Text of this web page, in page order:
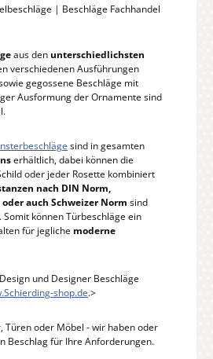
| Beschläge Fachhandel
aus den unterschiedlichsten
verschiedenen Ausführungen
gegossene Beschläge mit
Ausformung der Ornamente sind
sind in gesamten
erhältlich, dabei können die
oder jeder Rosette kombiniert
nach DIN Norm,
auch Schweizer Norm sind
können Türbeschläge ein
für jegliche moderne
und Designer Beschläge
shop.de.>
Türen oder Möbel - wir haben oder
Beschlag für Ihre Anforderungen.